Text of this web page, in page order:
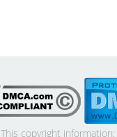
This copyright information: